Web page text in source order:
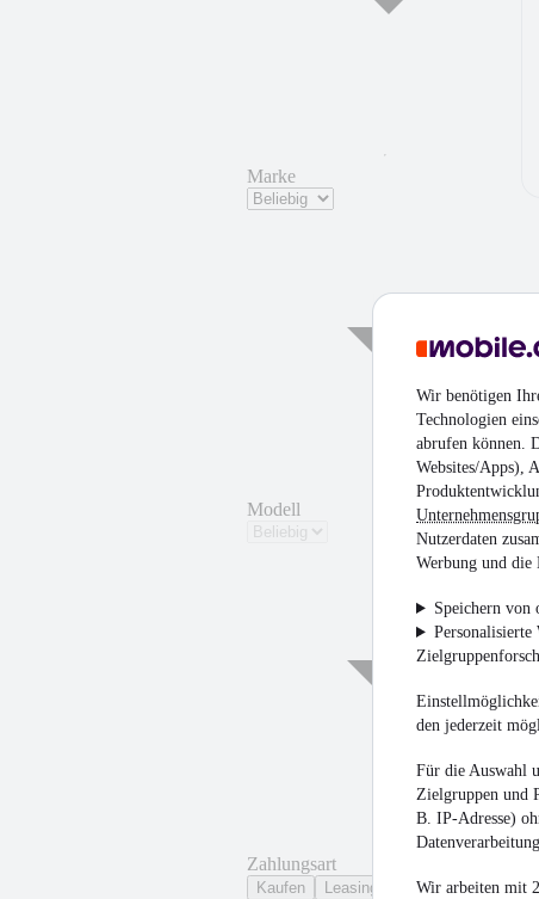
Wir benötigen
Technologien
abrufen können.
Websites/Apps),
Nutzerdaten
Werbung und die
Speichern
den jederzeit
Für die Auswahl
Zielgruppen und
B. IP-Adresse)
Wir arbeiten mit
Marke
Modell
Zahlungsart
Kaufen Leasing